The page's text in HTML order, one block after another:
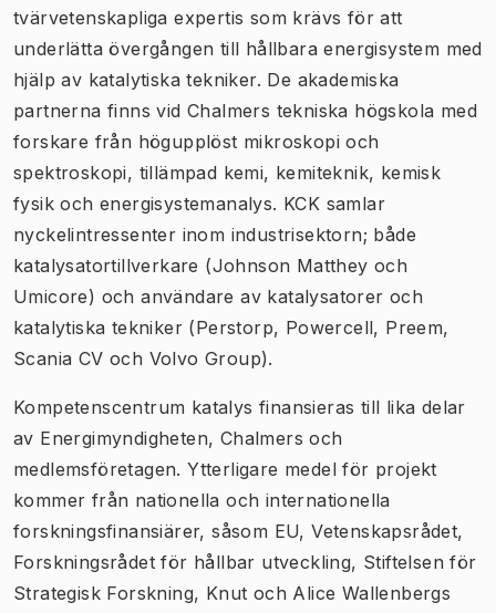
tvärvetenskapliga expertis som krävs för att
underlätta övergången till hållbara energisystem med
hjälp av katalytiska tekniker. De akademiska
partnerna finns vid Chalmers tekniska högskola med
forskare från högupplöst mikroskopi och
spektroskopi, tillämpad kemi, kemiteknik, kemisk
fysik och energisystemanalys. KCK samlar
nyckelintressenter inom industrisektorn; både
katalysatortillverkare (Johnson Matthey och
Umicore) och användare av katalysatorer och
katalytiska tekniker (Perstorp, Powercell, Preem,
Scania CV och Volvo Group).
Kompetenscentrum katalys finansieras till lika delar
av Energimyndigheten, Chalmers och
medlemsföretagen. Ytterligare medel för projekt
kommer från nationella och internationella
forskningsfinansiärer, såsom EU, Vetenskapsrådet,
Forskningsrådet för hållbar utveckling, Stiftelsen för
Strategisk Forskning, Knut och Alice Wallenbergs